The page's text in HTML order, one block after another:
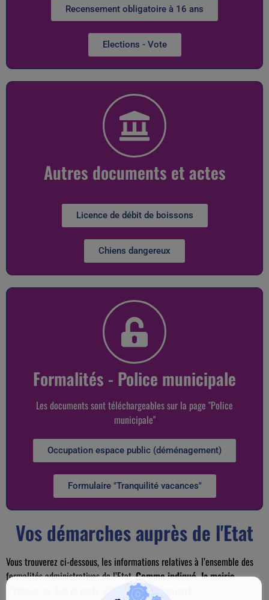
Recensement obligatoire à 16 ans
Elections - Vote
Autres documents et actes
Licence de débit de boissons
Chiens dangereux
Formalités - Police municipale
Les documents sont téléchargeables sur la page "Police
municipale"
Occupation espace public (déménagement)
Formulaire "Tranquilité vacances"
Vos démarches auprès de l'Etat
Vous trouverez ci-dessous, les informations relatives à l’ensemble des
formalités administratives de l’Etat.Comme indiqué, la mairie
d’Yffiniac ne fait ni carte d’identité ni passeport.